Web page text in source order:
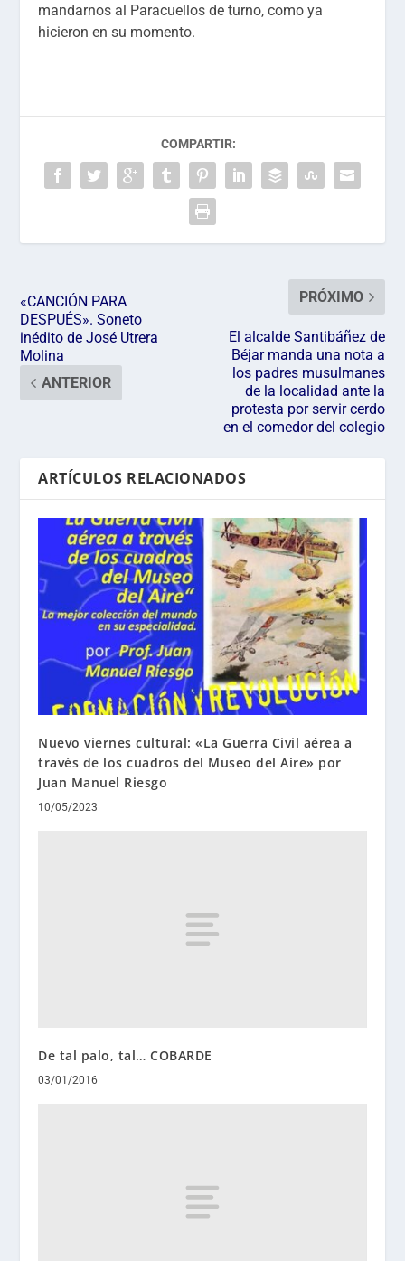
mandarnos al Paracuellos de turno, como ya
hicieron en su momento.
COMPARTIR:
«CANCIÓN PARA
DESPUÉS». Soneto
inédito de José Utrera
Molina
ANTERIOR
PRÓXIMO
El alcalde Santibáñez de
Béjar manda una nota a
los padres musulmanes
de la localidad ante la
protesta por servir cerdo
en el comedor del colegio
ARTÍCULOS RELACIONADOS
Nuevo viernes cultural: «La Guerra Civil aérea a
través de los cuadros del Museo del Aire» por
Juan Manuel Riesgo
10/05/2023
De tal palo, tal… COBARDE
03/01/2016